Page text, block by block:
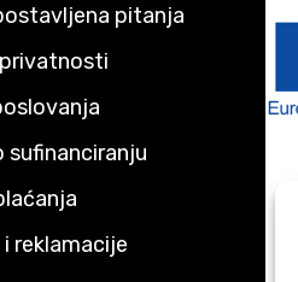
pitanja
sufinanciranju
reklamacije